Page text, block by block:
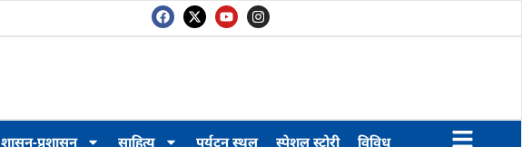
शासन-प्रशासन साहित्य पर्यटन स्थल स्पेशल स्टोरी विविध